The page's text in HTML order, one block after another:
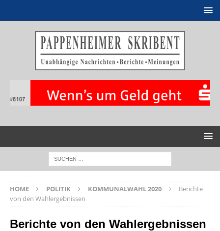
HOME POLITIK KOMMUNALWAHL 2020
Berichte
von den Wahlergebnissen
Berichte von den Wahlergebnissen